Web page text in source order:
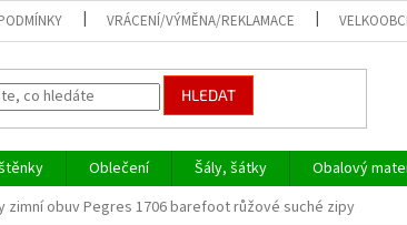
VRÁCENÍ/VÝMĚNA/REKLAMACE
HLEDAT
Oblečení Šály, šátky Obalový
zimní obuv Pegres 1706 barefoot růžové suché zipy